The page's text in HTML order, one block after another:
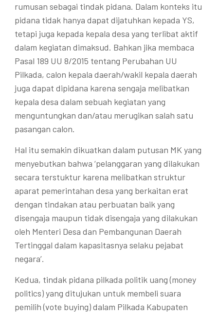
rumusan sebagai tindak pidana. Dalam konteks itu
pidana tidak hanya dapat dijatuhkan kepada YS,
tetapi juga kepada kepala desa yang terlibat aktif
dalam kegiatan dimaksud. Bahkan jika membaca
Pasal 189 UU 8/2015 tentang Perubahan UU
Pilkada, calon kepala daerah/wakil kepala daerah
juga dapat dipidana karena sengaja melibatkan
kepala desa dalam sebuah kegiatan yang
menguntungkan dan/atau merugikan salah satu
pasangan calon.
Hal itu semakin dikuatkan dalam putusan MK yang
menyebutkan bahwa ‘pelanggaran yang dilakukan
secara terstuktur karena melibatkan struktur
aparat pemerintahan desa yang berkaitan erat
dengan tindakan atau perbuatan baik yang
disengaja maupun tidak disengaja yang dilakukan
oleh Menteri Desa dan Pembangunan Daerah
Tertinggal dalam kapasitasnya selaku pejabat
negara’.
Kedua, tindak pidana pilkada politik uang (money
politics) yang ditujukan untuk membeli suara
pemilih (vote buying) dalam Pilkada Kabupaten